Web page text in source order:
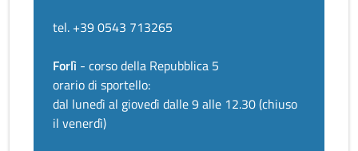
tel. +39 0543 713265
Forlì - corso della Repubblica 5
orario di sportello:
dal lunedì al giovedì dalle 9 alle 12.30 (chiuso
il venerdì)